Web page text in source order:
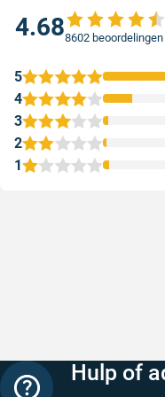
4.688602 beoordelingen
1
2
3
4
5
Hulp of